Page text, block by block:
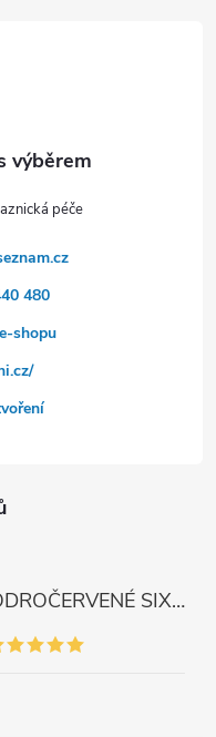
Dětské tričko s potiskem MODROČERVENÉ SIX SEVEN 67
480
shopu